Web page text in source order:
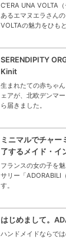
C’ERA UNA VOLTA
あるエマヌエラさん
VOLTAの魅力をひもと
SERENDIPITY
Kinit
生まれたての赤ちゃ
ェアが、北欧デンマ
ら届きました。
ミニマルでチャー
了するメイド・イ
フランスの女の子を
サリー「ADORABILI
す。
はじめまして。
ハンドメイドならで